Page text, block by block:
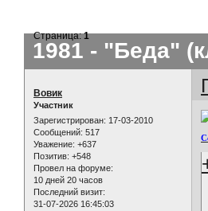
1981 - "Беда"
Страница:1
Вовик
Участник
Зарегистрирован: 17-03-2010
Сообщений: 517
Уважение: +637
Позитив: +548
Провел на форуме:
10 дней 20 часов
Последний визит:
31-07-2026 16:45:03